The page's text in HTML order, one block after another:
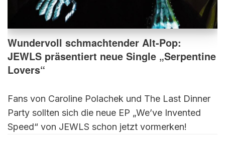
Wundervoll schmachtender Alt-Pop:
JEWLS präsentiert neue Single „Serpentine
Lovers“
Fans von Caroline Polachek und The Last Dinner
Party sollten sich die neue EP „We’ve Invented
Speed“ von JEWLS schon jetzt vormerken!